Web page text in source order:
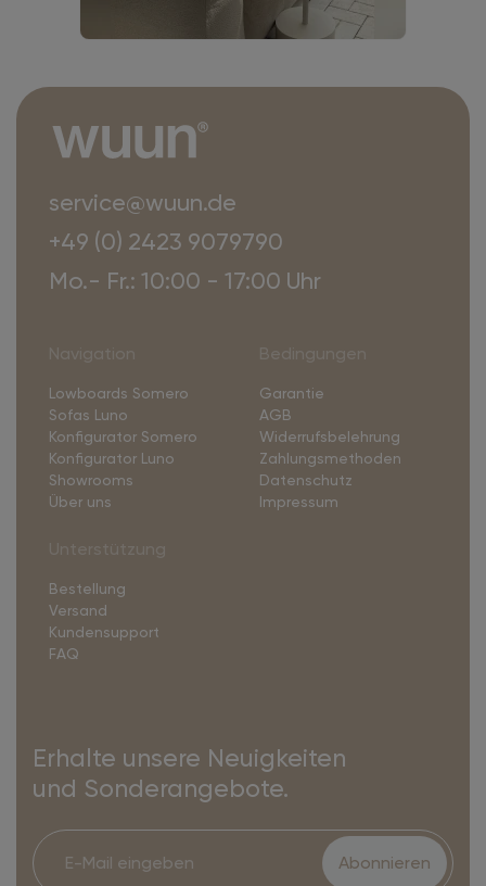
service@wuun.de
+49 (0) 2423 9079790
Mo.- Fr.: 10:00 - 17:00 Uhr
Lowboards Somero
Sofas Luno
Konfigurator Somero
Konfigurator Luno
Showrooms
Über uns
Garantie
AGB
Widerrufsbelehrung
Zahlungsmethoden
Datenschutz
Impressum
Bestellung
Versand
Kundensupport
FAQ
Erhalte unsere Neuigkeiten
und Sonderangebote.
Abonnieren